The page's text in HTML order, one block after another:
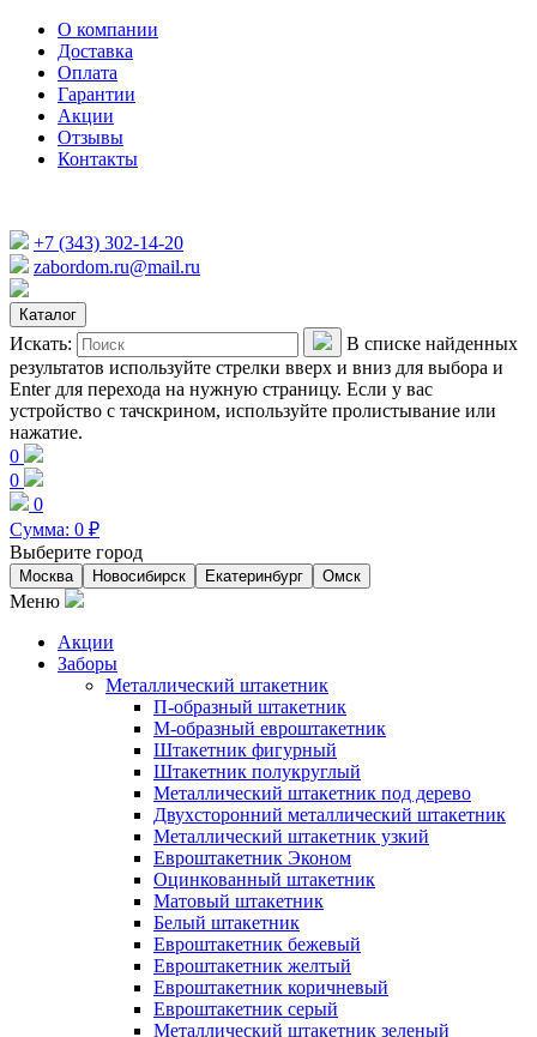
О компании
Доставка
Оплата
Гарантии
Акции
Отзывы
Контакты
+7 (343) 302-14-20
zabordom.ru@mail.ru
Каталог
Искать:
В списке найденных
результатов используйте стрелки вверх и вниз для выбора и
Enter для перехода на нужную страницу. Если у вас
устройство с тачскрином, используйте пролистывание или
нажатие.
0
0
0
Сумма: 0 ₽
Выберите город
Москва Новосибирск Екатеринбург Омск
Меню
Акции
Заборы
Металлический штакетник
П-образный штакетник
М-образный евроштакетник
Штакетник фигурный
Штакетник полукруглый
Металлический штакетник под дерево
Двухсторонний металлический штакетник
Металлический штакетник узкий
Евроштакетник Эконом
Оцинкованный штакетник
Матовый штакетник
Белый штакетник
Евроштакетник бежевый
Евроштакетник желтый
Евроштакетник коричневый
Евроштакетник серый
Металлический штакетник зеленый